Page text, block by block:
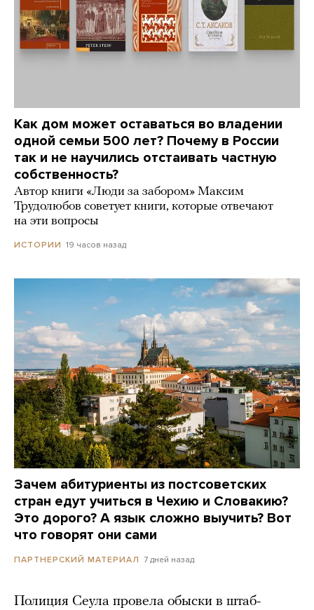
Как дом может оставаться во владении
одной семьи 500 лет? Почему в России
так и не научились отстаивать частную
собственность?
Автор книги «Люди за забором» Максим
Трудолюбов советует книги, которые отвечают
на эти вопросы
ИСТОРИИ 19 часов назад
Зачем абитуриенты из постсоветских
стран едут учиться в Чехию и Словакию?
Это дорого? А язык сложно выучить? Вот
что говорят они сами
ПАРТНЕРСКИЙ МАТЕРИАЛ 7 дней назад
Полиция Сеула провела обыски в штаб-